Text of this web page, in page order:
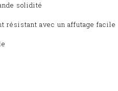
solidité
résistant avec un affutage facile